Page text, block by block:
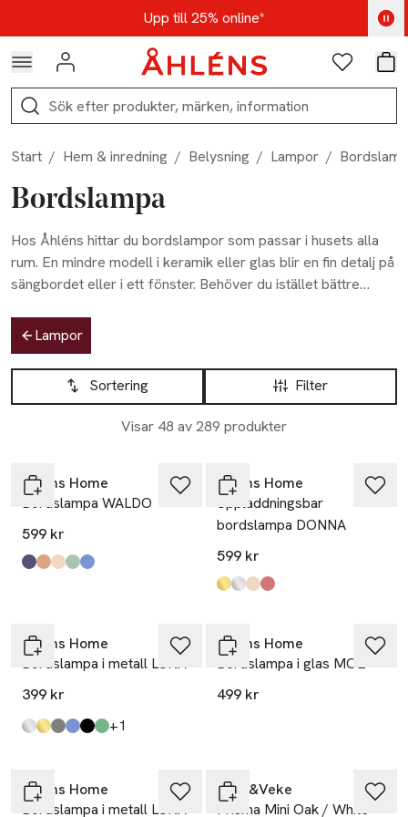
Hoppa till navigationsmenynUpp till 25% online*
Kod: AUG25 - Shoppa nu
Logga in Favoriter
Sök
Start / Hem & inredning / Belysning / Lampor /
Bordslampa
Hos Åhléns hittar du bordslampor som passar i husets alla
rum. En mindre modell i keramik eller glas blir en fin detalj på
sängbordet eller i ett fönster. Behöver du istället bättre
ställbar lampa i metall allra smidigast. Vi har många olika
stilar och former så att du lätt kan hitta en favorit som passar
just ditt hem.
Hoppa till produktsidan
Lampor
Hoppa till produktsidan
Filter
Sortering
Visar 48 av 289 produkter
Lista över produkter
Åhléns Home
Bordslampa WALDO
599 kr
Produkten finns i färgerna:
Blue/White,
Brown,
Beige,
Green/White
Lt Blue/White
Åhléns Home
Uppladdningsbar
bordslampa DONNA
599 kr
Produkten finns i färgerna:
Gold,
Chrome,
Beige,
Burgundy
Åhléns Home
Bordslampa i metall LUNA
399 kr
Produkten finns i färgerna:
Silver,
Gold,
Lt Grey,
Klein Blue,
Black,
Sage Green, +1
Åhléns Home
Bordslampa i glas MOE
499 kr
Åhléns Home
Bordslampa i metall LUNA
Watt&Veke
Prisma Mini Oak / White